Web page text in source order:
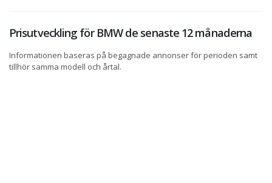
Prisutveckling för BMW de senaste 12 månaderna
Informationen baseras på begagnade annonser för perioden samt
tillhör samma modell och årtal.